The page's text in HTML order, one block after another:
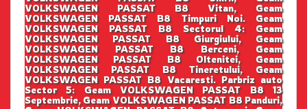
VOLKSWAGEN PASSAT B8 Vitan, Geam
VOLKSWAGEN PASSAT B8 Timpuri Noi. Geam
VOLKSWAGEN PASSAT B8 Sectorul 4: Geam
VOLKSWAGEN PASSAT B8 Giurgiului, Geam
VOLKSWAGEN PASSAT B8 Berceni, Geam
VOLKSWAGEN PASSAT B8 Oltenitei, Geam
VOLKSWAGEN PASSAT B8 Tineretului, Geam
VOLKSWAGEN PASSAT B8 Vacaresti. Parbriz auto
Sector 5: Geam VOLKSWAGEN PASSAT B8 13
Septembrie, Geam VOLKSWAGEN PASSAT B8 Panduri,